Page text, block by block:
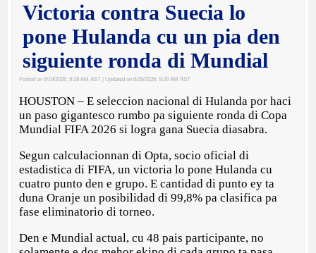
Victoria contra Suecia lo
pone Hulanda cu un pia den
siguiente ronda di Mundial
Posted on 6/19/2026, 9:28 AM AST | Updated on 6/19/2026, 9:29 AM AST
HOUSTON – E seleccion nacional di Hulanda por haci
un paso gigantesco rumbo pa siguiente ronda di Copa
Mundial FIFA 2026 si logra gana Suecia diasabra.
Segun calculacionnan di Opta, socio oficial di
estadistica di FIFA, un victoria lo pone Hulanda cu
cuatro punto den e grupo. E cantidad di punto ey ta
duna Oranje un posibilidad di 99,8% pa clasifica pa
fase eliminatorio di torneo.
Den e Mundial actual, cu 48 pais participante, no